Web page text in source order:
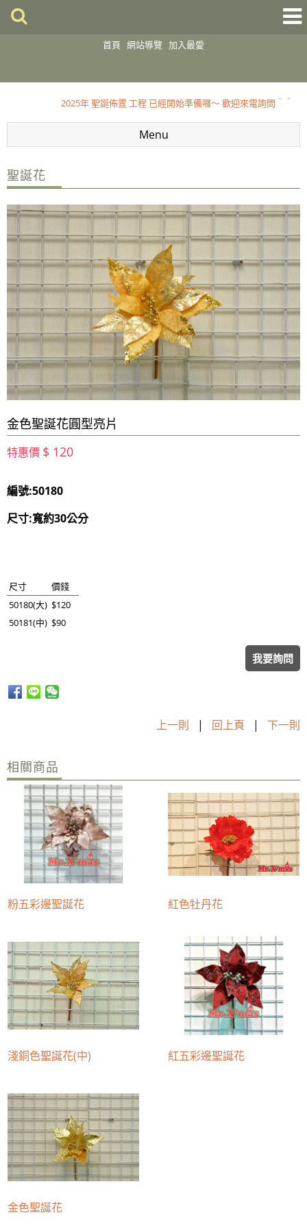
首頁 網站導覽 加入最愛
2025 聖誕佈置開跑囉～～歡迎到店選購
2025年 聖誕佈置 工程 已經開始準備囉～ 歡迎來電詢問＾＾
2025 聖誕佈置開跑囉～～歡迎到店選購
2025年 聖誕佈置 工程 已經開始準備囉～ 歡迎來電詢問＾＾
Menu
聖誕花
金色聖誕花圓型亮片
特惠價 $ 120
編號:50180
尺寸:寬約30公分
尺寸
價錢
50180(大) $120
50181(中) $90
我要詢問
上一則 | 回上頁 | 下一則
相關商品
粉五彩邊聖誕花 紅色牡丹花
淺銅色聖誕花(中) 紅五彩邊聖誕花
金色聖誕花